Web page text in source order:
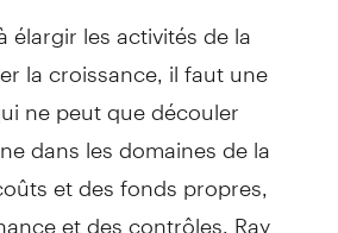
élargir les activités de la
la croissance, il faut une
ne peut que découler
dans les domaines de la
et des fonds propres,
et des contrôles. Ray